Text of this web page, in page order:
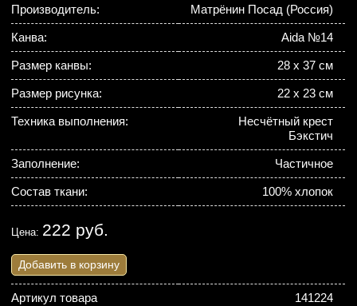
Производитель: Матрёнин Посад (Россия)
Канва: Aida №14
Размер канвы: 28 х 37 см
Размер рисунка: 22 х 23 см
Техника выполнения:
Несчётный крест
Бэкстич
Заполнение: Частичное
Состав ткани: 100% хлопок
Цена: 222 руб.
Добавить в корзину
Артикул товара 141224